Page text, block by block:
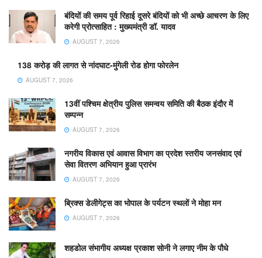
बंदियों की समय पूर्व रिहाई दूसरे बंदियों को भी अच्छे आचरण के लिए
करेगी प्रोत्साहित : मुख्यमंत्री डॉ. यादव
AUGUST 7, 2026
138 करोड़ की लागत से नांदघाट-मुंगेली रोड होगा फोरलेन
AUGUST 7, 2026
13वीं पश्चिम क्षेत्रीय पुलिस समन्वय समिति की बैठक इंदौर में
सम्पन्न
AUGUST 7, 2026
नगरीय विकास एवं आवास विभाग का प्रदेश स्तरीय जनसंवाद एवं
सेवा वितरण अभियान हुआ प्रारंभ
AUGUST 7, 2026
ब्रिक्स डेलीगेट्स का भोपाल के पर्यटन स्थलों ने मोहा मन
AUGUST 7, 2026
शहडोल संभागीय अध्यक्ष प्रकाश सोनी ने लगाए नीम के पौधे